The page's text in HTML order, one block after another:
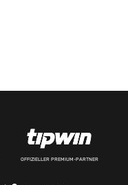
OFFIZIELLER PREMIUM-PARTNER